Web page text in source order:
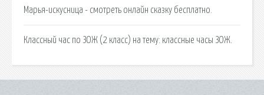
Марья-искусница - смотреть онлайн сказку бесплатно.
Классный час по ЗОЖ (2 класс) на тему: классные часы ЗОЖ.